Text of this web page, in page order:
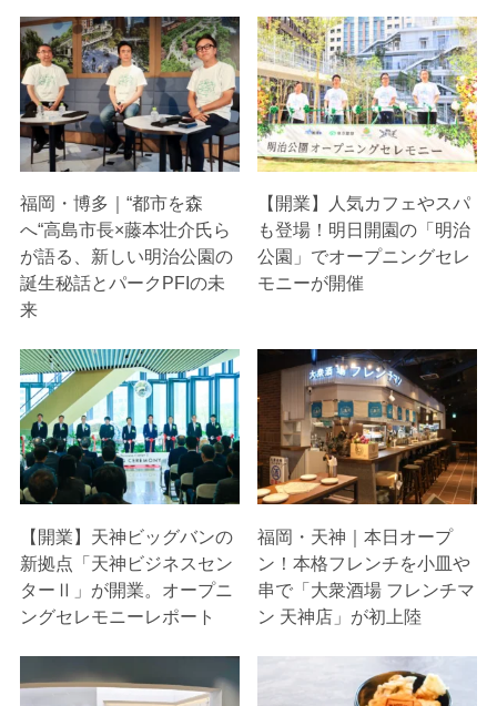
福岡・博多｜“都市を森
へ“高島市長×藤本壮介氏ら
が語る、新しい明治公園の
誕生秘話とパークPFIの未
来
【開業】人気カフェやスパ
も登場！明日開園の「明治
公園」でオープニングセレ
モニーが開催
【開業】天神ビッグバンの
新拠点「天神ビジネスセン
ターⅡ」が開業。オープニ
ングセレモニーレポート
福岡・天神｜本日オープ
ン！本格フレンチを小皿や
串で「大衆酒場 フレンチマ
ン 天神店」が初上陸